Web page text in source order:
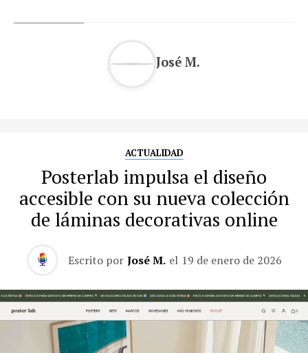
José M.
ACTUALIDAD
Posterlab impulsa el diseño
accesible con su nueva colección
de láminas decorativas online
Escrito por José M. el 19 de enero de 2026